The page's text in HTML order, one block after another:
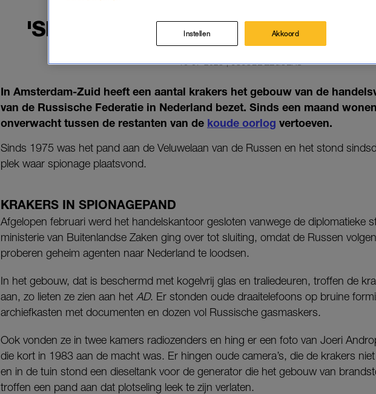
'SPIONAGEPAND' VAN RUSSEN
VERRASSENDE
16-07-2023 | JUJUBE ZEGUERS
In Amsterdam-Zuid heeft een aantal krakers het gebouw van de
van de Russische Federatie in Nederland bezet. Sinds een maand
onverwacht tussen de restanten van de koude oorlog vertoeven.
Sinds 1975 was het pand aan de Veluwelaan van de Russen en het stond
plek waar spionage plaatsvond.
KRAKERS IN SPIONAGEPAND
Afgelopen februari werd het handelskantoor gesloten vanwege de diplomatieke
ministerie van Buitenlandse Zaken ging over tot sluiting, omdat de Russen
proberen geheim agenten naar Nederland te loodsen.
In het gebouw, dat is beschermd met kogelvrij glas en traliedeuren, troffen de
aan, zo lieten ze zien aan het AD. Er stonden oude draaitelefoons op bruine
archiefkasten met documenten en dozen vol Russische gasmaskers.
Ook vonden ze in twee kamers radiozenders en hing er een foto van Joeri
die kort in 1983 aan de macht was. Er hingen oude camera’s, die de krakers
en in de tuin stond een dieseltank voor de generator die het gebouw van
troffen een pand aan dat plotseling leek te zijn verlaten.
Instellen Akkoord